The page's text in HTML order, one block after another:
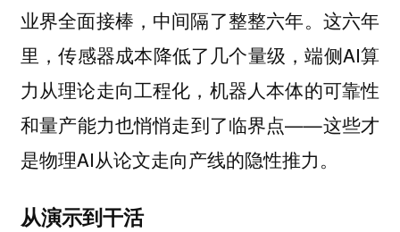
业界全面接棒，中间隔了整整六年。这六年
里，传感器成本降低了几个量级，端侧AI算
力从理论走向工程化，机器人本体的可靠性
和量产能力也悄悄走到了临界点——这些才
是物理AI从论文走向产线的隐性推力。
从演示到干活